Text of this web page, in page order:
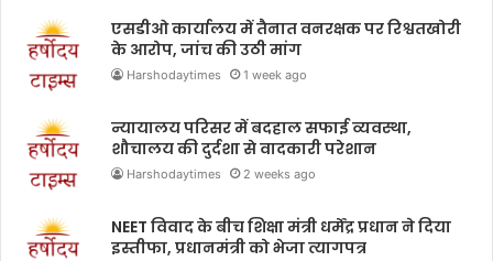
एसडीओ कार्यालय में तैनात वनरक्षक पर रिश्वतखोरी
के आरोप, जांच की उठी मांग
Harshodaytimes 1 week ago
न्यायालय परिसर में बदहाल सफाई व्यवस्था,
शौचालय की दुर्दशा से वादकारी परेशान
Harshodaytimes 2 weeks ago
NEET विवाद के बीच शिक्षा मंत्री धर्मेंद्र प्रधान ने दिया
इस्तीफा, प्रधानमंत्री को भेजा त्यागपत्र